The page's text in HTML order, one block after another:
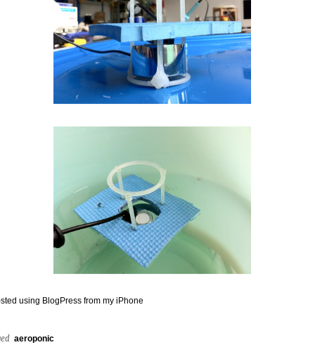
using BlogPress from my iPhone
aeroponic